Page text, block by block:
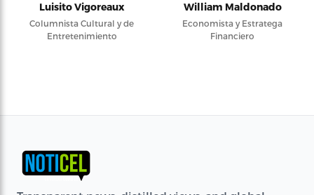
Luisito Vigoreaux
Columnista Cultural y de
Entretenimiento
William Maldonado
Economista y Estratega
Financiero